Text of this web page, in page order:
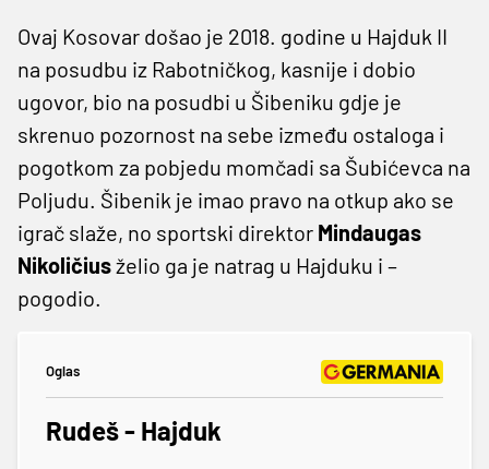
Ovaj Kosovar došao je 2018. godine u Hajduk II
na posudbu iz Rabotničkog, kasnije i dobio
ugovor, bio na posudbi u Šibeniku gdje je
skrenuo pozornost na sebe između ostaloga i
pogotkom za pobjedu momčadi sa Šubićevca na
Poljudu. Šibenik je imao pravo na otkup ako se
igrač slaže, no sportski direktor Mindaugas
Nikoličiusželio ga je natrag u Hajduku i –
pogodio.
Oglas
Rudeš - Hajduk